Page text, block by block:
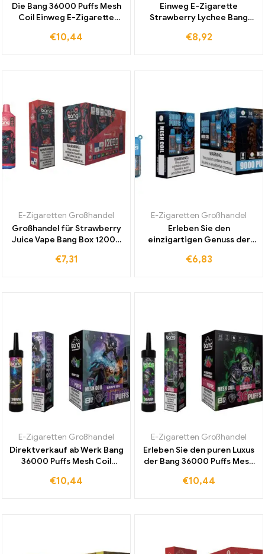
Die Bang 36000 Puffs Mesh
Coil Einweg E-Zigarette
intensiven Geschmack und
€10,44
Einweg E-Zigarette
Strawberry Lychee Bang
langer Akkulaufzeit und
€8,92
E-Zigaretten Großhandel
Großhandel für Strawberry
Juice Vape Bang Box 12000
für internationalen
€7,31
E-Zigaretten Großhandel
Erleben Sie den
einzigartigen Genuss der
E-Zigarette Blue Razz Ice im
€6,83
E-Zigaretten Großhandel
Direktverkauf ab Werk Bang
36000 Puffs Mesh Coil
Ice für intensiven
€10,44
E-Zigaretten Großhandel
Erleben Sie den puren Luxus
der Bang 36000 Puffs Mesh
Blueberry Raspberry zu
€10,44